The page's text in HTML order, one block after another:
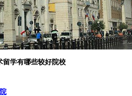
留学有哪些较好院校